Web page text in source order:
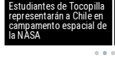
Estudiantes de Tocopilla
representarán a Chile en
campamento espacial de
la NASA